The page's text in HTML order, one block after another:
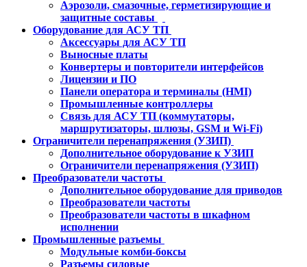
Аэрозоли, смазочные, герметизирующие и
защитные составы
Оборудование для АСУ ТП
Аксессуары для АСУ ТП
Выносные платы
Конвертеры и повторители интерфейсов
Лицензии и ПО
Панели оператора и терминалы (HMI)
Промышленные контроллеры
Связь для АСУ ТП (коммутаторы,
маршрутизаторы, шлюзы, GSM и Wi-Fi)
Ограничители перенапряжения (УЗИП)
Дополнительное оборудование к УЗИП
Ограничители перенапряжения (УЗИП)
Преобразователи частоты
Дополнительное оборудование для приводов
Преобразователи частоты
Преобразователи частоты в шкафном
исполнении
Промышленные разъемы
Модульные комби-боксы
Разъемы силовые